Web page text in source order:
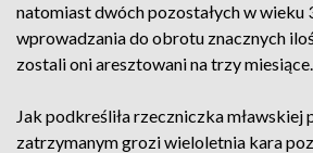
natomiast dwóch pozostałych w wieku
wprowadzania do obrotu znacznych
zostali oni aresztowani na trzy miesiące.
Jak podkreśliła rzeczniczka
zatrzymanym grozi wieloletnia kara